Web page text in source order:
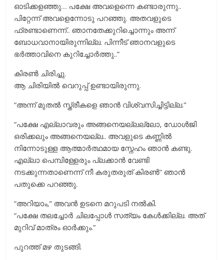
ഓടിക്കളഞ്ഞു… പക്ഷേ അവളെന്നെ കണ്ടാരുന്നു..
പിറ്റേന്ന് അവളെന്നോടു പറഞ്ഞു. അതവളുടെ
ഫ്രണ്ടാണെന്ന്.. ഞാനതേക്കുറിച്ചൊന്നും അന്ന്
ബോധവാനായിരുന്നില്ല. പിന്നീട് ഞാനവളുടെ
ഭര്‍ത്താവിനെ കുറിച്ചോര്‍ത്തു..”
കിരൺ ചിരിച്ചു.
ആ ചിരിയിൽ വെറുപ്പ് ഉണ്ടായിരുന്നു.
“അന്ന് മുതൽ സ്ത്രീകളെ ഞാൻ വിശ്വസിച്ചിട്ടില്ല.”
“പക്ഷേ എല്ലാവരും അങ്ങനെയല്ലല്ലോ, ഡോള്‍ജി
ഒരിക്കലും അങ്ങനെയല്ല.. അവളുടെ കണ്ണില്‍
നിന്നോടുള്ള ആത്മാര്‍ത്ഥമായ സ്നേഹം ഞാന്‍ കണ്ടു.
എല്ലാ പെമ്പിള്ളേരും പ്ലക്കാന്‍ വേണ്ടി
നടക്കുന്നതാണെന്ന് നീ കരുതരുത് കിരണ്‍” ഞാൻ
പതുക്കെ പറഞ്ഞു.
“അറിയാം,” അവൻ ഉടനെ മറുപടി നൽകി.
“പക്ഷേ തലച്ചോർ ചിലപ്പോൾ സത്യം കേൾക്കില്ല. അത്
മുറിവ് മാത്രം ഓർക്കും.”
പുറത്ത് മഴ തുടങ്ങി.